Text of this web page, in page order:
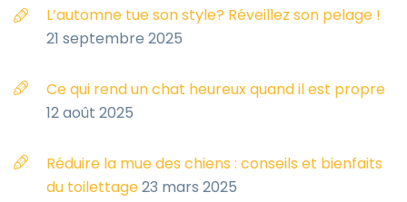
L’automne tue son style? Réveillez son pelage !
21 septembre 2025
Ce qui rend un chat heureux quand il est propre
12 août 2025
Réduire la mue des chiens : conseils et bienfaits
du toilettage23 mars 2025